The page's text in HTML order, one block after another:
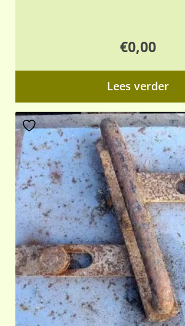
€0,00
Lees verder